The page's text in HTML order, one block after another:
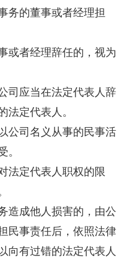
务的董事或者经理担
者经理辞任的，视为
应当在法定代表人辞
法定代表人。
司名义从事的民事活
。
定代表人职权的限
成他人损害的，由公
民事责任后，依照法律
向有过错的法定代表人